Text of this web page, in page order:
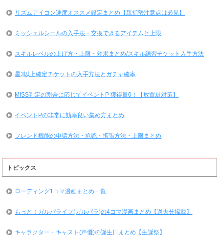
リズムアイコン速度オススメ設定まとめ【親指勢注意点は必見】
ミッシェルシールの入手法・交換できるアイテムと上限
スキルレベルの上げ方・上限・効果まとめ/スキル練習チケット入手方法
星3以上確定チケットの入手方法とガチャ確率
MISS判定の割合に応じてイベントP 獲得量0！【放置厨対策】
イベントPの非常に効率良い集め方まとめ
フレンド機能の申請方法・承認・拡張方法・上限まとめ
トピックス
ローディング1コマ漫画まとめ一覧
もっと！ガルパライフ(ガルパラ)の4コマ漫画まとめ【過去分掲載】
キャラクター・キャスト(声優)の誕生日まとめ【生誕祭】